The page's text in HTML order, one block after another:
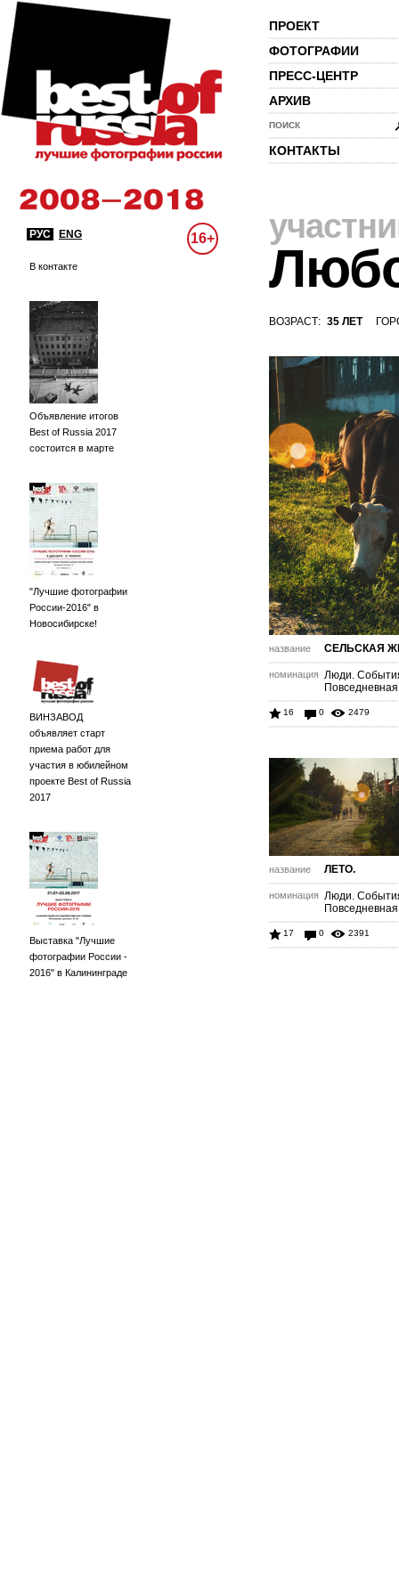
ПРОЕКТ
ФОТОГРАФИИ
ПРЕСС-ЦЕНТР
АРХИВ
ПОИСК
КОНТАКТЫ
РУС ENG 16+
В контакте
Объявление итогов
Best of Russia 2017
состоится в марте
"Лучшие фотографии
России-2016" в
Новосибирске!
ВИНЗАВОД
объявляет старт
приема работ для
участия в юбилейном
проекте Best of Russia
2017
Выставка "Лучшие
фотографии России -
2016" в Калининграде
ВОЗРАСТ: 35 ЛЕТ
название СЕЛЬСКАЯ
номинация Люди.
16 0 2479
название ЛЕТО.
номинация Люди.
17 0 2391